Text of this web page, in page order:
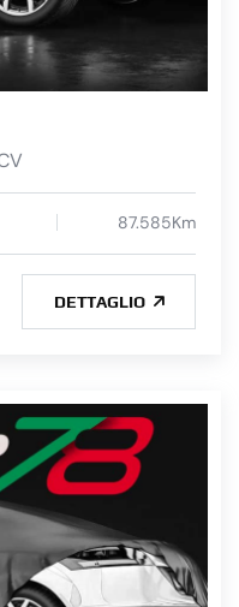
87.585Km
DETTAGLIO